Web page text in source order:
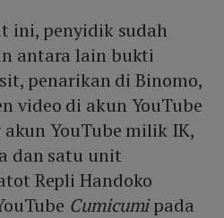
ini, penyidik sudah
antara lain bukti
penarikan di Binomo,
video di akun YouTube
YouTube milik IK,
dan satu unit
Repli Handoko
Cumicumipada